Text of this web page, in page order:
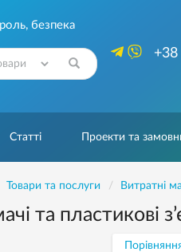
безпека
Статті Проекти та
Товари та послуги Витратні
та пластикові